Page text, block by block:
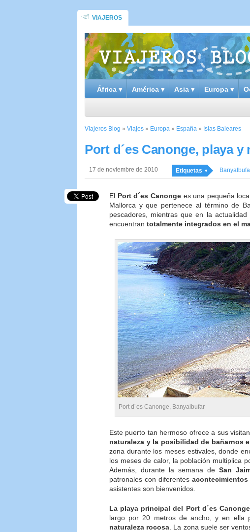
VIAJEROS
África ▾ América ▾ Asia ▾ Europa ▾
Viajeros Blog » Viajes » Europa » España » Islas Baleares
Port d´es Canonge, playa
17 de noviembre de 2010 Etiquetas
El Port d´es Canongees una pequeña
Mallorca y que pertenece al término de
pescadores, mientras que en la
encuentran totalmente integrados en el
Port d´es Canonge, Banyalbufar
Este puerto tan hermoso ofrece a sus
naturaleza y la posibilidad de bañarnos
zona durante los meses estivales, donde
los meses de calor, la población multiplica
Además, durante la semana deSan
patronales con diferentes
asistentes son bienvenidos.
La playa principal del Port d´es Canonge
largo por 20 metros de ancho, y en ella
naturaleza rocosa. La zona suele ser